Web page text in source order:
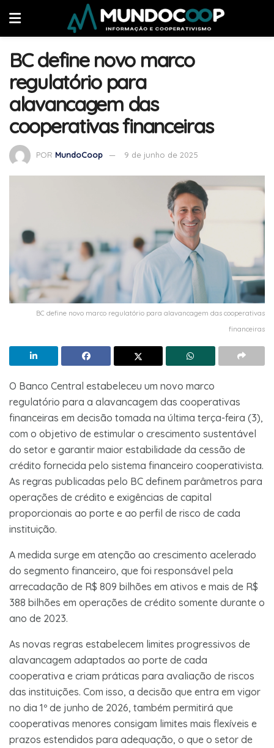
BC define novo marco
regulatório para
alavancagem das
cooperativas financeiras
POR MundoCoop 9 de junho de 2025
BC define novo marco regulatório para alavancagem das cooperativas
financeiras
O Banco Central estabeleceu um novo marco
regulatório para a alavancagem das cooperativas
financeiras em decisão tomada na última terça-feira (3),
com o objetivo de estimular o crescimento sustentável
do setor e garantir maior estabilidade da cessão de
crédito fornecida pelo sistema financeiro cooperativista.
As regras publicadas pelo BC definem parâmetros para
operações de crédito e exigências de capital
proporcionais ao porte e ao perfil de risco de cada
instituição.
A medida surge em atenção ao crescimento acelerado
do segmento financeiro, que foi responsável pela
arrecadação de R$ 809 bilhões em ativos e mais de R$
388 bilhões em operações de crédito somente durante o
ano de 2023.
As novas regras estabelecem limites progressivos de
alavancagem adaptados ao porte de cada
cooperativa e criam práticas para avaliação de riscos
das instituições. Com isso, a decisão que entra em vigor
no dia 1º de junho de 2026, também permitirá que
cooperativas menores consigam limites mais flexíveis e
prazos estendidos para adequação, o que o setor de